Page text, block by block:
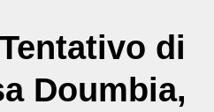
di
Doumbia,